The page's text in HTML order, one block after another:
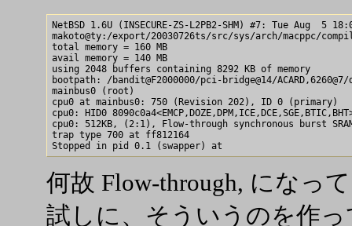
NetBSD 1.6U (INSECURE-ZS-L2PB2-SHM) #7: Tue Aug  5
makoto@ty:/export/20030726ts/src/sys/arch/macppc/compile/
total memory = 160 MB
avail memory = 140 MB
using 2048 buffers containing 8292 KB of memory
bootpath: /bandit@F2000000/pci-bridge@14/ACARD,6260@7/
mainbus0 (root)
cpu0 at mainbus0: 750 (Revision 202), ID 0 (primary)
cpu0: HID0
cpu0: 512KB, (2:1), Flow-through synchronous burst
trap type 700 at ff812164
何故 Flow-through, になっ
試しに、そういうのを作